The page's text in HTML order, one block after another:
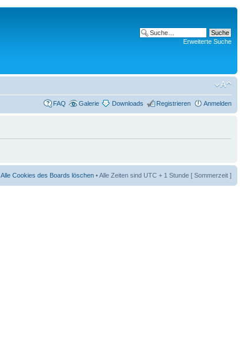
Erweiterte Suche
FAQ Galerie Downloads Registrieren Anmelden
Alle Cookies des Boards löschen • Alle Zeiten sind UTC + 1 Stunde [ Sommerzeit ]